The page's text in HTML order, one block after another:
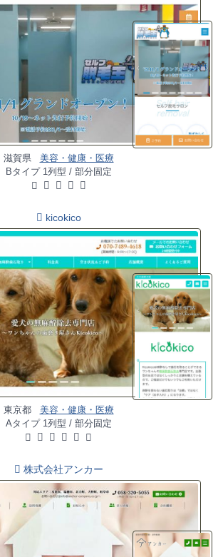
滋賀県
美容・健康・医療
Bタイプ 1列型 / 部分固定
kicokico
東京都
美容・健康・医療
Aタイプ 1列型 / 部分固定
株式会社アンカー